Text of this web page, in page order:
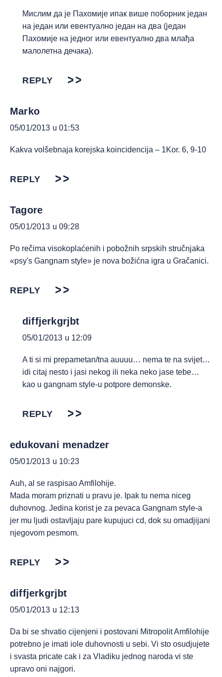
Мислим да је Пахомије ипак више поборник један
на један или евентуално један на два (један
Пахомије на једног или евентуално два млађа
малолетна дечака).
REPLY
Marko
05/01/2013 u 01:53
Kakva volšebnaja korejska koincidencija – 1Kor. 6, 9-10
REPLY
Tagore
05/01/2013 u 09:28
Po rečima visokoplaćenih i pobožnih srpskih stručnjaka
«psy's Gangnam style» je nova božićna igra u Gračanici.
REPLY
diffjerkgrjbt
05/01/2013 u 12:09
A ti si mi prepametan/tna auuuu… nema te na svijet…
idi citaj nesto i jasi nekog ili neka neko jase tebe…
kao u gangnam style-u potpore demonske.
REPLY
edukovani menadzer
05/01/2013 u 10:23
Auh, al se raspisao Amfilohije.
Mada moram priznati u pravu je. Ipak tu nema niceg
duhovnog. Jedina korist je za pevaca Gangnam style-a
jer mu ljudi ostavljaju pare kupujuci cd, dok su omadjijani
njegovom pesmom.
REPLY
diffjerkgrjbt
05/01/2013 u 12:13
Da bi se shvatio cijenjeni i postovani Mitropolit Amfilohije
potrebno je imati iole duhovnosti u sebi. Vi sto osudjujete
i svasta pricate cak i za Vladiku jednog naroda vi ste
upravo oni najgori.